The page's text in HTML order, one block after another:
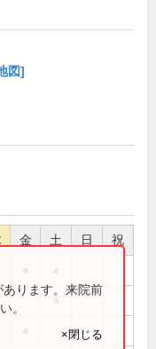
図]
金 土 日 祝
●
ります。来院前
。
×閉じる